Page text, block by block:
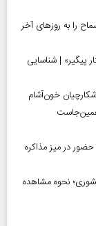
سامانه سماح را به روز‌های آخر
پیگیر» | شناسایی
همین‌جاست
در میز مذاکره
کشوری؛ نحوه مشاهده